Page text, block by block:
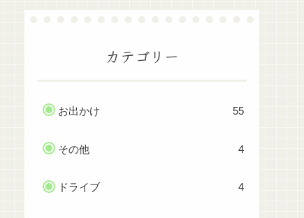
カテゴリー
お出かけ 55
その他 4
ドライブ 4